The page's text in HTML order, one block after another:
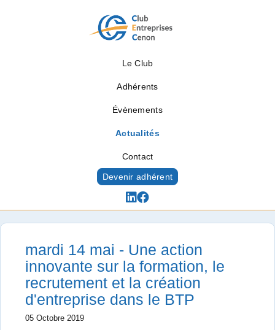
Le Club
Adhérents
Évènements
Actualités
Contact
Devenir adhérent
mardi 14 mai - Une action
innovante sur la formation, le
recrutement et la création
d'entreprise dans le BTP
05 Octobre 2019